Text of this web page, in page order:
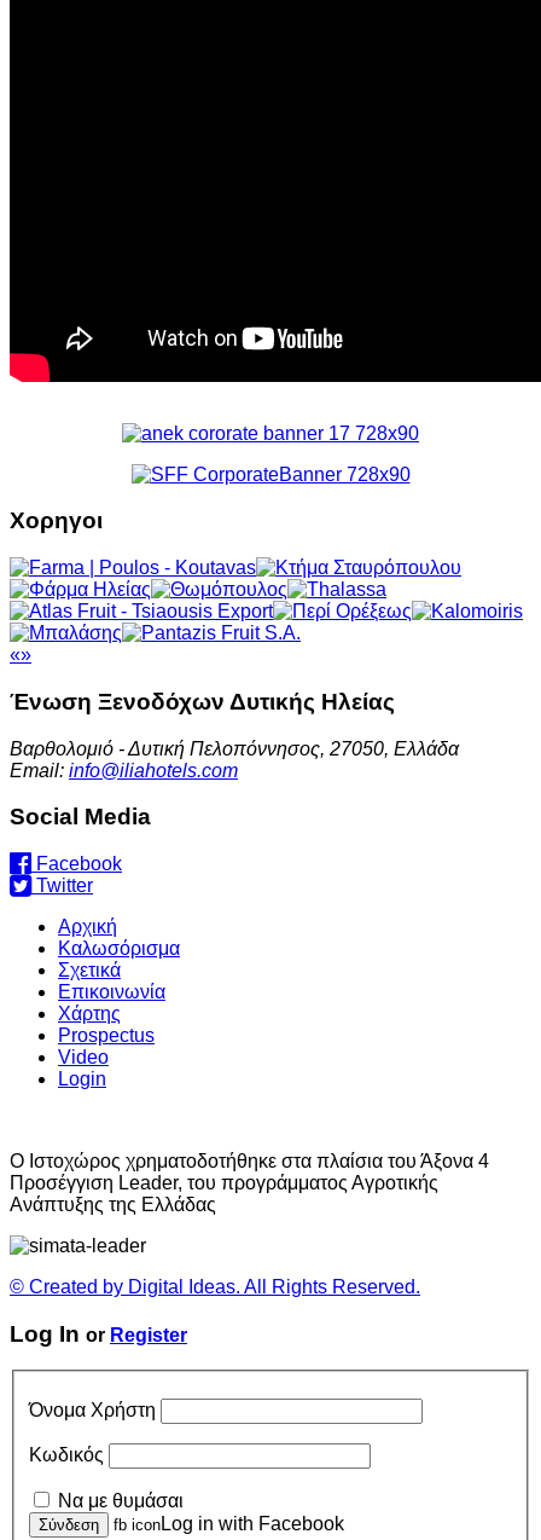
Χορηγοι
«»
Ένωση Ξενοδόχων Δυτικής Ηλείας
Βαρθολομιό - Δυτική Πελοπόννησος, 27050, Ελλάδα
Email: info@iliahotels.com
Social Media
Facebook
Twitter
Αρχική
Καλωσόρισμα
Σχετικά
Επικοινωνία
Χάρτης
Prospectus
Video
Login
O Ιστοχώρος χρηματοδοτήθηκε στα πλαίσια του Άξονα 4
Προσέγγιση Leader, του προγράμματος Αγροτικής
Ανάπτυξης της Ελλάδας
© Created by Digital Ideas. All Rights Reserved.
Log In or Register
Όνομα Χρήστη
Κωδικός
Να με θυμάσαι
fb icon Log in with Facebook